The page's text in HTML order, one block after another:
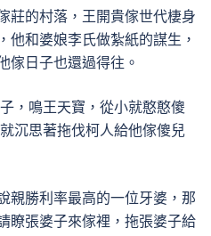
莊的村落，王開貴傢世代棲身
他和婆娘李氏做紮紙的謀生，
傢日子也還過得往。
鳴王天寶，從小就憨憨傻
沉思著拖伐柯人給他傢傻兒
勝利率最高的一位牙婆，那
瞭張婆子來傢裡，拖張婆子給